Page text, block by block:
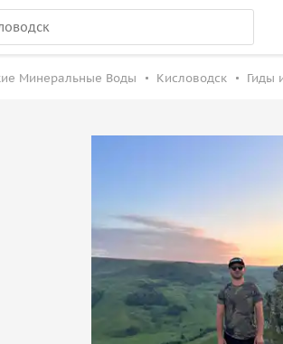
Минеральные Воды Кисловодск Гиды